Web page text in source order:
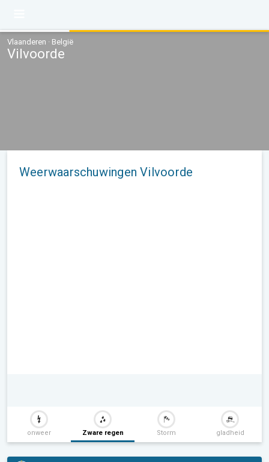
Vlaanderen · België
Vilvoorde
Weerwaarschuwingen Vilvoorde
onweer Zware regen Storm gladheid